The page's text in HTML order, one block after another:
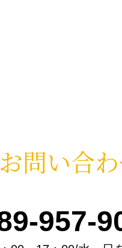
お問い合
957-